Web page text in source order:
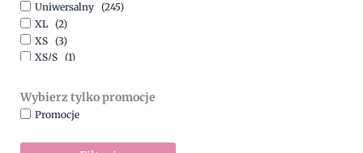
Uniwersalny (245)
XL (2)
XS (3)
XS/S (1)
Wybierz tylko promocje
Promocje